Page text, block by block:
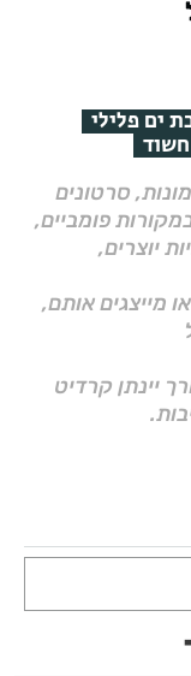
ים פלילי
סרטונים
פומביים,
לחוק זכויות יוצרים,
מייצגים אותם,
יינתן קרדיט